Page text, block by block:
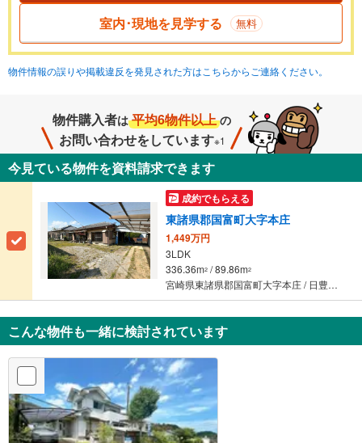
室内･現地を見学する 無料
物件情報の誤りや掲載違反を発見された方はこちらからご連絡ください。
物件購入者は 平均6物件以上 の
お問い合わせをしています※1
今見ている物件を資料請求できます
成約でもらえる
東諸県郡国富町大字本庄
1,449万円
3LDK
336.36m2 / 89.86m2
宮崎県東諸県郡国富町大字本庄 / 日豊本線 「蓮ケ池」駅から11100m 車:23分
こんな物件も一緒に検討されています